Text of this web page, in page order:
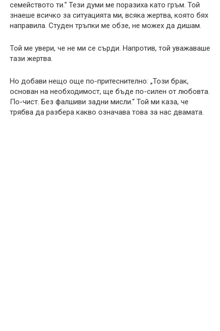
семейството ти.“ Тези думи ме поразиха като гръм. Той
знаеше всичко за ситуацията ми, всяка жертва, която бях
направила. Студен тръпки ме обзе, не можех да дишам.
Той ме увери, че не ми се сърди. Напротив, той уважаваше
тази жертва.
Но добави нещо още по-притеснително: „Този брак,
основан на необходимост, ще бъде по-силен от любовта.
По-чист. Без фалшиви задни мисли.“ Той ми каза, че
трябва да разбера какво означава това за нас двамата.